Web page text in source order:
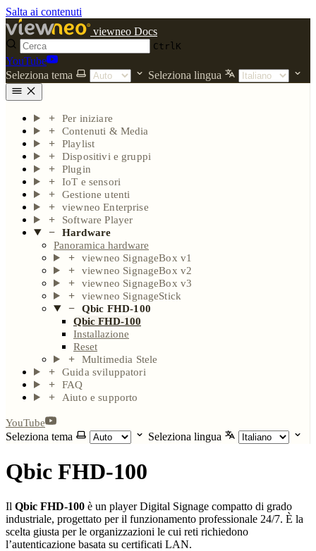
Salta ai contenuti
viewneo Docs
CtrlK
YouTube
Seleziona tema
Seleziona lingua
Per iniziare
Contenuti & Media
Playlist
Dispositivi e gruppi
Plugin
IoT e sensori
Gestione utenti
viewneo Enterprise
Software Player
Hardware
Panoramica hardware
viewneo SignageBox v1
viewneo SignageBox v2
viewneo SignageBox v3
viewneo SignageStick
Qbic FHD-100
Qbic FHD-100
Installazione
Reset
Multimedia Stele
Guida sviluppatori
FAQ
Aiuto e supporto
YouTube
Seleziona tema Seleziona lingua
Qbic FHD-100
Il Qbic FHD-100 è un player Digital Signage compatto di grado
industriale, progettato per il funzionamento professionale 24/7. È la
scelta giusta per le organizzazioni le cui reti richiedono
l’autenticazione basata su certificati LAN.